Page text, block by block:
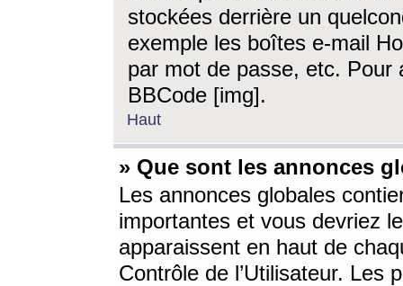
stockées derrière un
exemple les boîtes e-mail
par mot de passe, etc. Pour
BBCode [img].
Haut
» Que sont les annonces
Les annonces globales
importantes et vous devriez
apparaissent en haut de
Contrôle de l’Utilisateur. Les